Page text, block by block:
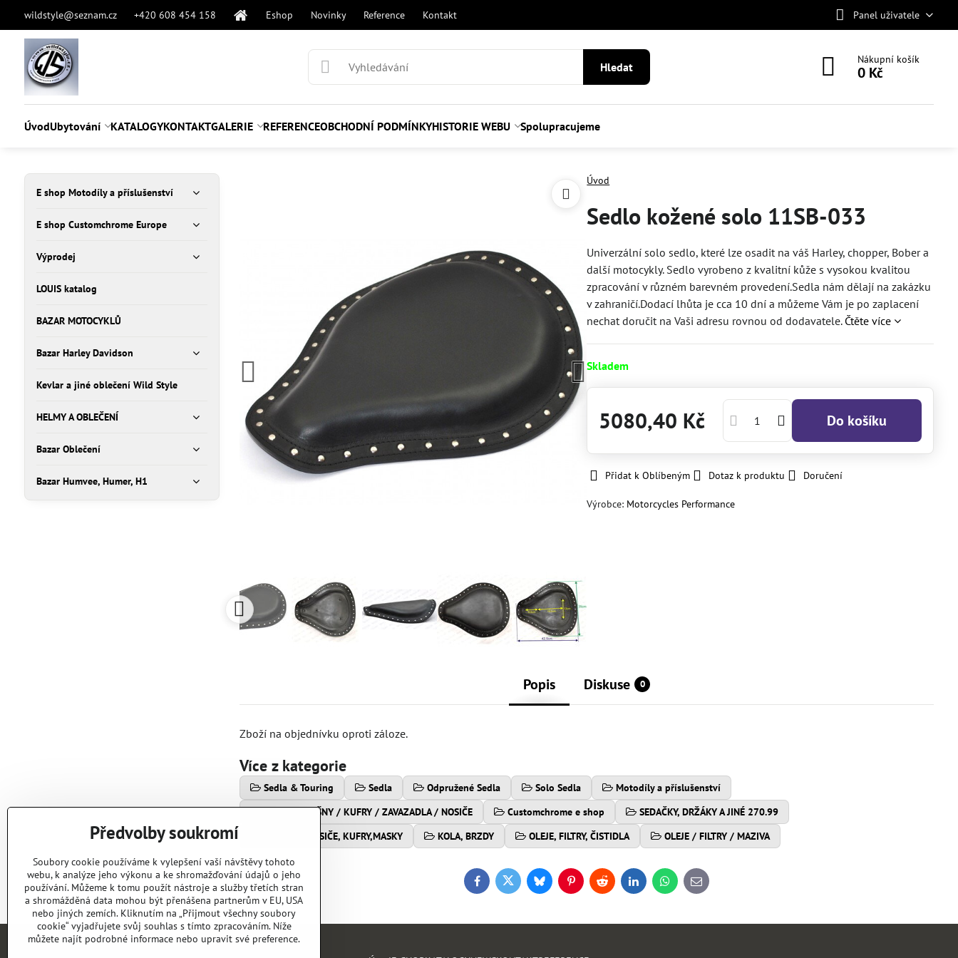
wildstyle@seznam.cz +420 608 454 158 Eshop Novinky Reference Kontakt Panel uživatele
Hledat
Nákupní košík
0 Kč
ÚvodUbytování KATALOGYKONTAKTGALERIE REFERENCEOBCHODNÍ PODMÍNKYHISTORIE WEBU Spolupracujeme
Úvod
Sedlo kožené solo 11SB-033
Univerzální solo sedlo, které lze osadit na váš Harley, chopper, Bober a
další motocykly. Sedlo vyrobeno z kvalitní kůže s vysokou kvalitou
zpracování v různém barevném provedení.Sedla nám dělají na zakázku
v zahraničí.Dodací lhůta je cca 10 dní a můžeme Vám je po zaplacení
nechat doručit na Vaši adresu rovnou od dodavatele. Čtěte více
Skladem
5080,40 Kč Do košíku
Přidat k Oblíbeným Dotaz k produktu Doručení
Výrobce: Motorcycles Performance
Popis Diskuse 0
Zboží na objednívku oproti záloze.
Více z kategorie
Sedla & Touring Sedla Odpružené Sedla Solo Sedla
Motodíly a příslušenství
SEDLA / BRAŠNY / KUFRY / ZAVAZADLA / NOSIČE
Customchrome e shop
SEDAČKY, DRŽÁKY A JINÉ 270.99
SEDAČKY, NOSIČE, KUFRY,MASKY
KOLA, BRZDY OLEJE, FILTRY, ČISTIDLA OLEJE / FILTRY / MAZIVA
FacebookTwitterBlueskyPinterestRedditLinkedInWhatsApp
E-
mail
E shop Motodíly a příslušenství
E shop Customchrome Europe
Výprodej
LOUIS katalog
BAZAR MOTOCYKLŮ
Bazar Harley Davidson
Kevlar a jiné oblečení Wild Style
HELMY A OBLEČENÍ
Bazar Oblečení
Bazar Humvee, Humer, H1
Předvolby soukromí
Soubory cookie používáme k vylepšení vaší návštěvy tohoto
webu, k analýze jeho výkonu a ke shromažďování údajů o jeho
používání. Můžeme k tomu použít nástroje a služby třetích stran
a shromážděná data mohou být přenášena partnerům v EU, USA
nebo jiných zemích. Kliknutím na „Přijmout všechny soubory
cookie“ vyjadřujete svůj souhlas s tímto zpracováním. Níže
můžete najít podrobné informace nebo upravit své preference.